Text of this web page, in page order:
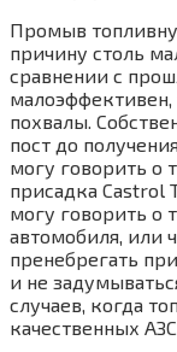
Промыв
причину столь
сравнении с
малоэффективен,
похвалы.
пост до
могу говорить о
присадка Castrol
могу говорить о
автомобиля, или
пренебрегать
и не
случаев, когда
качественных